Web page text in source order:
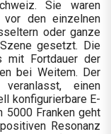
Sie waren
den einzelnen
oder ganze
gesetzt. Die
mit Fortdauer der
bei Weitem. Der
einen
konfigurierbare E-
5000 Franken geht
Resonanz